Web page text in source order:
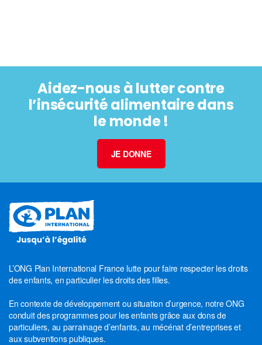
Aidez-nous à lutter contre
l’insécurité alimentaire dans
le monde !
JE DONNE
L’ONG Plan International France lutte pour faire respecter les droits
des enfants, en particulier les droits des filles.
En contexte de développement ou situation d’urgence, notre ONG
conduit des programmes pour les enfants grâce aux dons de
particuliers, au parrainage d’enfants, au mécénat d’entreprises et
aux subventions publiques.